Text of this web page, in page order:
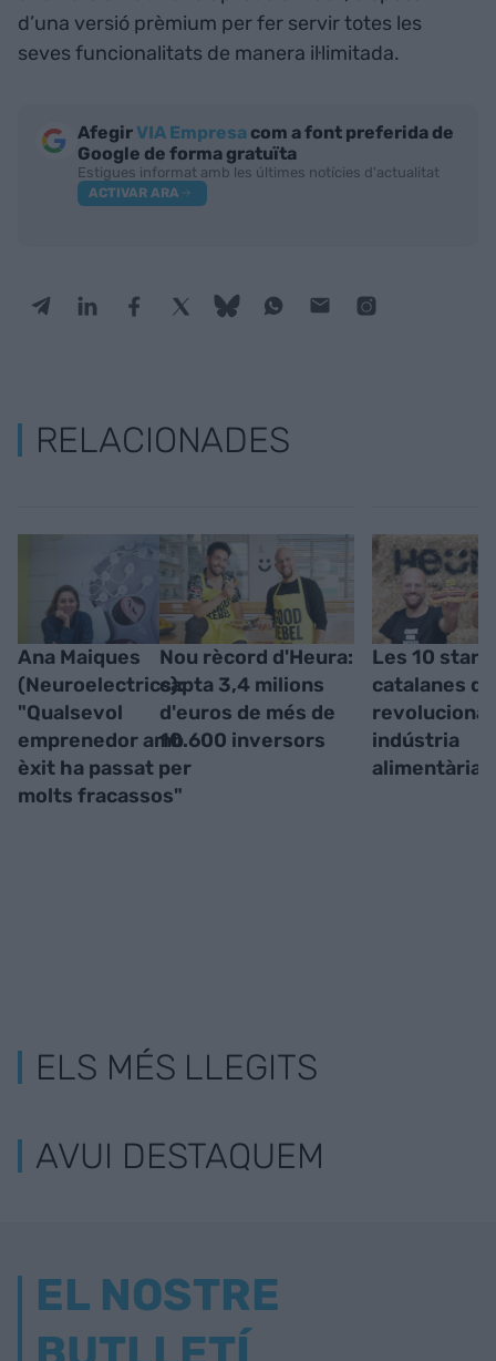
d’una versió prèmium per fer servir totes les
seves funcionalitats de manera il·limitada.
AfegirVIA Empresa com a font preferida de
Google de forma gratuïta
Estigues informat amb les últimes notícies d'actualitat
ACTIVAR ARA
RELACIONADES
Ana Maiques
(Neuroelectrics):
"Qualsevol
emprenedor amb
èxit ha passat per
molts fracassos"
Nou rècord d'Heura:
capta 3,4 milions
d'euros de més de
10.600 inversors
Les 10
catalanes
indústria
alimentària
ELS MÉS LLEGITS
AVUI DESTAQUEM
EL NOSTRE